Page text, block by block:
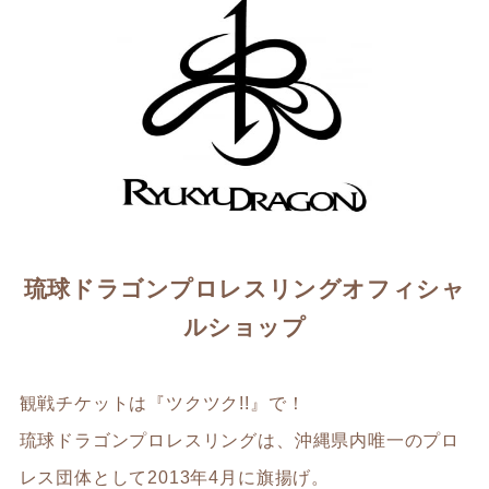
琉球ドラゴンプロレスリングオフィシャ
ルショップ
観戦チケットは『ツクツク!!』で！
琉球ドラゴンプロレスリングは、沖縄県内唯一のプロ
レス団体として2013年4月に旗揚げ。